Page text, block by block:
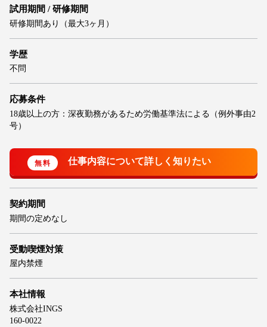
試用期間 / 研修期間
研修期間あり（最大3ヶ月）
学歴
不問
応募条件
18歳以上の方：深夜勤務があるため労働基準法による（例外事由2
号）
契約期間
期間の定めなし
受動喫煙対策
屋内禁煙
本社情報
株式会社INGS
160-0022